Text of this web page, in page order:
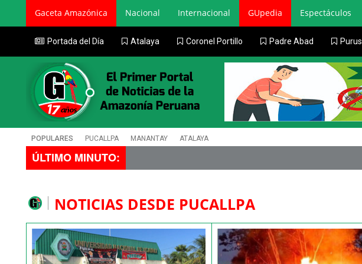
Gaceta Amazónica Nacional Internacional GUpedia Espectáculos
Portada del Día Atalaya Coronel Portillo Padre Abad Purus
POPULARES PUCALLPA MANANTAY ATALAYA
ÚLTIMO MINUTO:
NOTICIAS DESDE PUCALLPA